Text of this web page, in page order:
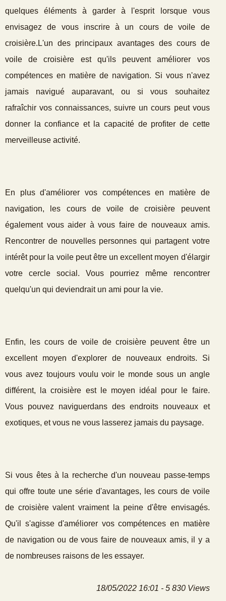
quelques éléments à garder à l'esprit lorsque vous
envisagez de vous inscrire à un cours de voile de
croisière.L'un des principaux avantages des cours de
voile de croisière est qu'ils peuvent améliorer vos
compétences en matière de navigation. Si vous n'avez
jamais navigué auparavant, ou si vous souhaitez
rafraîchir vos connaissances, suivre un cours peut vous
donner la confiance et la capacité de profiter de cette
merveilleuse activité.
En plus d'améliorer vos compétences en matière de
navigation, les cours de voile de croisière peuvent
également vous aider à vous faire de nouveaux amis.
Rencontrer de nouvelles personnes qui partagent votre
intérêt pour la voile peut être un excellent moyen d'élargir
votre cercle social. Vous pourriez même rencontrer
quelqu'un qui deviendrait un ami pour la vie.
Enfin, les cours de voile de croisière peuvent être un
excellent moyen d'explorer de nouveaux endroits. Si
vous avez toujours voulu voir le monde sous un angle
différent, la croisière est le moyen idéal pour le faire.
Vous pouvez naviguerdans des endroits nouveaux et
exotiques, et vous ne vous lasserez jamais du paysage.
Si vous êtes à la recherche d'un nouveau passe-temps
qui offre toute une série d'avantages, les cours de voile
de croisière valent vraiment la peine d'être envisagés.
Qu'il s'agisse d'améliorer vos compétences en matière
de navigation ou de vous faire de nouveaux amis, il y a
de nombreuses raisons de les essayer.
18/05/2022 16:01 - 5 830 Views